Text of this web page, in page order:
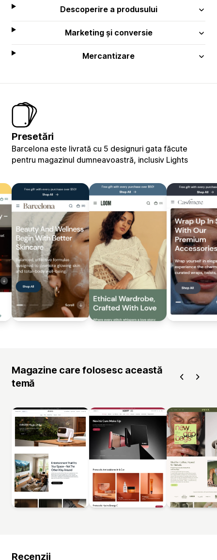
Descoperire a produsului
Marketing și conversie
Mercantizare
Presetări
Barcelona este livrată cu 5 designuri gata făcute
pentru magazinul dumneavoastră, inclusiv Lights
Magazine care folosesc această
temă
Recenzii